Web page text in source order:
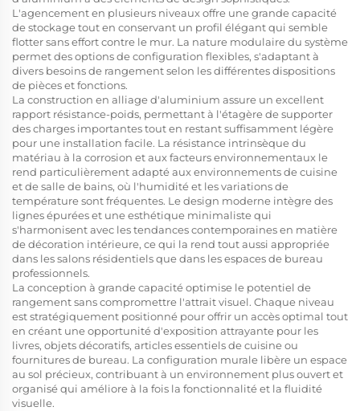
L'agencement en plusieurs niveaux offre une grande capacité
de stockage tout en conservant un profil élégant qui semble
flotter sans effort contre le mur. La nature modulaire du système
permet des options de configuration flexibles, s'adaptant à
divers besoins de rangement selon les différentes dispositions
de pièces et fonctions.
La construction en alliage d'aluminium assure un excellent
rapport résistance-poids, permettant à l'étagère de supporter
des charges importantes tout en restant suffisamment légère
pour une installation facile. La résistance intrinsèque du
matériau à la corrosion et aux facteurs environnementaux le
rend particulièrement adapté aux environnements de cuisine
et de salle de bains, où l'humidité et les variations de
température sont fréquentes. Le design moderne intègre des
lignes épurées et une esthétique minimaliste qui
s'harmonisent avec les tendances contemporaines en matière
de décoration intérieure, ce qui la rend tout aussi appropriée
dans les salons résidentiels que dans les espaces de bureau
professionnels.
La conception à grande capacité optimise le potentiel de
rangement sans compromettre l'attrait visuel. Chaque niveau
est stratégiquement positionné pour offrir un accès optimal tout
en créant une opportunité d'exposition attrayante pour les
livres, objets décoratifs, articles essentiels de cuisine ou
fournitures de bureau. La configuration murale libère un espace
au sol précieux, contribuant à un environnement plus ouvert et
organisé qui améliore à la fois la fonctionnalité et la fluidité
visuelle.